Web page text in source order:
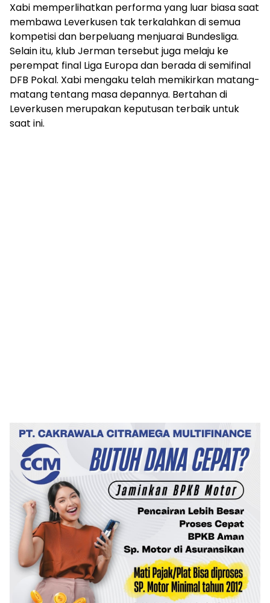
Xabi memperlihatkan performa yang luar biasa saat
membawa Leverkusen tak terkalahkan di semua
kompetisi dan berpeluang menjuarai Bundesliga.
Selain itu, klub Jerman tersebut juga melaju ke
perempat final Liga Europa dan berada di semifinal
DFB Pokal. Xabi mengaku telah memikirkan matang-
matang tentang masa depannya. Bertahan di
Leverkusen merupakan keputusan terbaik untuk
saat ini.